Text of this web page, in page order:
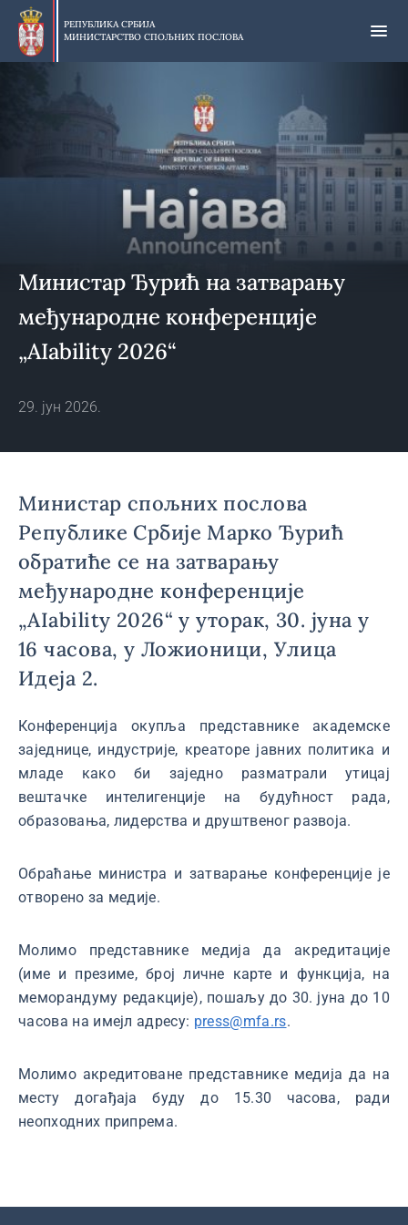
Прескочи
главни
део
РЕПУБЛИКА СРБИЈА
МИНИСТАРСТВО СПОЉНИХ ПОСЛОВА
Министар Ђурић на затварању
међународне конференције
„AIability 2026“
29. јун 2026.
Министар спољних послова
Републике Србије Марко Ђурић
обратиће се на затварању
међународне конференције
„AIability 2026“ у уторак, 30. јуна у
16 часова, у Ложионици, Улица
Идеја 2.
Конференција окупља представнике академске
заједнице, индустрије, креаторе јавних политика и
младе како би заједно разматрали утицај
вештачке интелигенције на будућност рада,
образовања, лидерства и друштвеног развоја.
Обраћање министра и затварање конференције је
отворено за медије.
Молимо представнике медија да акредитације
(име и презиме, број личне карте и функција, на
меморандуму редакције), пошаљу до 30. јуна до 10
часова на имејл адресу: press@mfa.rs.
Молимо акредитоване представнике медија да на
месту догађаја буду до 15.30 часова, ради
неопходних припрема.